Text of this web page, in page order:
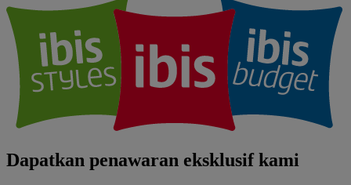
Dapatkan penawaran eksklusif kami